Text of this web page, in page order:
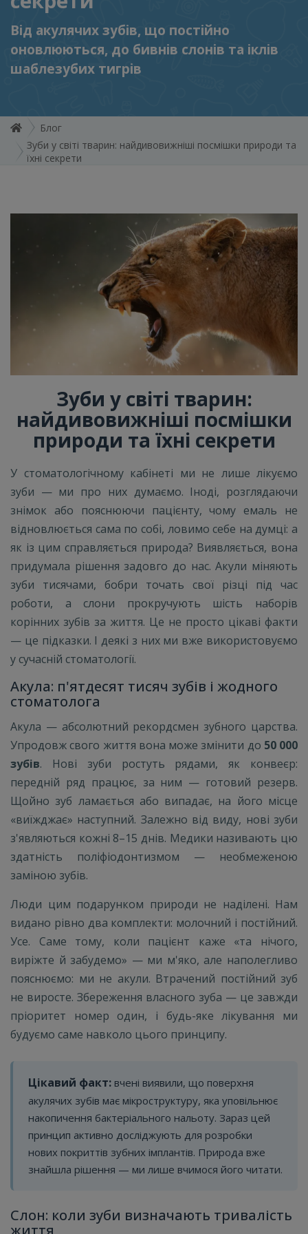
Від акулячих зубів, що постійно
оновлюються, до бивнів слонів та іклів
шаблезубих тигрів
Блог
Зуби у світі тварин: найдивовижніші посмішки природи та
їхні секрети
Зуби у світі тварин:
найдивовижніші посмішки
природи та їхні секрети
У стоматологічному кабінеті ми не лише лікуємо
зуби — ми про них думаємо. Іноді, розглядаючи
знімок або пояснюючи пацієнту, чому емаль не
відновлюється сама по собі, ловимо себе на думці: а
як із цим справляється природа? Виявляється, вона
придумала рішення задовго до нас. Акули міняють
зуби тисячами, бобри точать свої різці під час
роботи, а слони прокручують шість наборів
корінних зубів за життя. Це не просто цікаві факти
— це підказки. І деякі з них ми вже використовуємо
у сучасній стоматології.
Акула: п'ятдесят тисяч зубів і жодного
стоматолога
Акула — абсолютний рекордсмен зубного царства.
Упродовж свого життя вона може змінити до 50 000
зубів. Нові зуби ростуть рядами, як конвеєр:
передній ряд працює, за ним — готовий резерв.
Щойно зуб ламається або випадає, на його місце
«виїжджає» наступний. Залежно від виду, нові зуби
з'являються кожні 8–15 днів. Медики називають цю
здатність поліфіодонтизмом — необмеженою
заміною зубів.
Люди цим подарунком природи не наділені. Нам
видано рівно два комплекти: молочний і постійний.
Усе. Саме тому, коли пацієнт каже «та нічого,
виріжте й забудемо» — ми м'яко, але наполегливо
пояснюємо: ми не акули. Втрачений постійний зуб
не виросте. Збереження власного зуба — це завжди
пріоритет номер один, і будь-яке лікування ми
будуємо саме навколо цього принципу.
Цікавий факт: вчені виявили, що поверхня
акулячих зубів має мікроструктуру, яка уповільнює
накопичення бактеріального нальоту. Зараз цей
принцип активно досліджують для розробки
нових покриттів зубних імплантів. Природа вже
знайшла рішення — ми лише вчимося його читати.
Слон: коли зуби визначають тривалість